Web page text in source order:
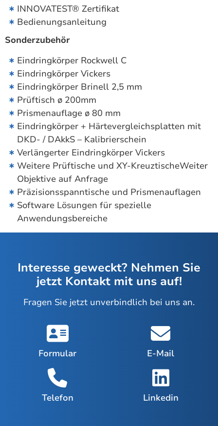
INNOVATEST® Zertifikat
Bedienungsanleitung
Sonderzubehör
Eindringkörper Rockwell C
Eindringkörper Vickers
Eindringkörper Brinell 2,5 mm
Prüftisch ø 200mm
Prismenauflage ø 80 mm
Eindringkörper + Härtevergleichsplatten mit
DKD- / DAkkS – Kalibrierschein
Verlängerter Eindringkörper Vickers
Weitere Prüftische und XY-KreuztischeWeiter
Objektive auf Anfrage
Präzisionsspanntische und Prismenauflagen
Software Lösungen für spezielle
Anwendungsbereiche
Interesse geweckt? Nehmen Sie
jetzt Kontakt mit uns auf!
Fragen Sie jetzt unverbindlich bei uns an.
Formular E-Mail
Telefon Linkedin